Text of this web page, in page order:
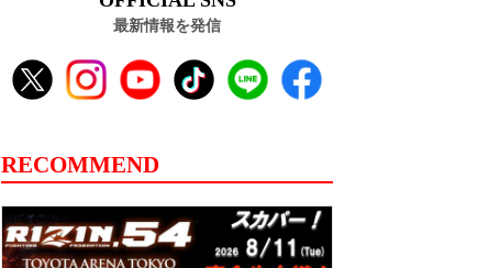
最新情報を発信
RECOMMEND